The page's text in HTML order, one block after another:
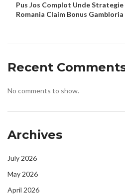
Pus Jos Complot Unde Strategie
Romania Claim Bonus
Recent
No comments to show.
Archives
July 2026
May 2026
April 2026